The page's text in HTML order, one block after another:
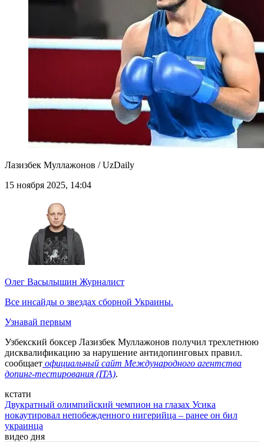
Лазизбек Муллажонов / UzDaily
15 ноября 2025, 14:04
Олег Васылышин Журналист
Все инсайды о звездах сборной Украины.
Узнавай первым
Узбекский боксер Лазизбек Муллажонов получил трехлетнюю
дисквалификацию за нарушение антидопинговых правил.
сообщает официальный сайт Международного агентства
допинг-тестирования (ITA).
кстати
Двукратный олимпийский чемпион на глазах Усика
нокаутировал непобежденного нигерийца – ранее он бил
украинца
видео дня